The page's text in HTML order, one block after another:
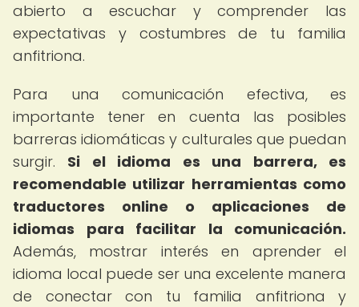
abierto a escuchar y comprender las
expectativas y costumbres de tu familia
anfitriona.
Para una comunicación efectiva, es
importante tener en cuenta las posibles
barreras idiomáticas y culturales que puedan
surgir. Si el idioma es una barrera, es
recomendable utilizar herramientas como
traductores online o aplicaciones de
idiomas para facilitar la comunicación.
Además, mostrar interés en aprender el
idioma local puede ser una excelente manera
de conectar con tu familia anfitriona y